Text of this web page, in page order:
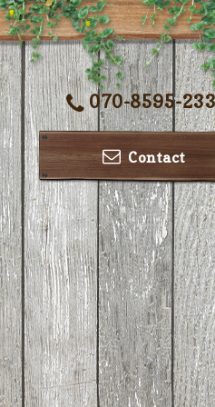
070-8595-
Contact